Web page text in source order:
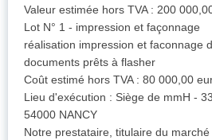
Valeur estimée hors TVA : 200
Lot N° 1 - impression et façonnage
réalisation impression et faconnage
documents prêts à flasher
Coût estimé hors TVA : 80 000,00
Lieu d'exécution : Siège de mmH -
54000 NANCY
Notre prestataire, titulaire du